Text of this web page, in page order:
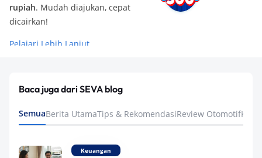
rupiah. Mudah diajukan, cepat
dicairkan!
Pelajari Lebih Lanjut
Baca juga dari SEVA blog
SemuaBerita UtamaTips & RekomendasiReview Otomotif
Keuangan